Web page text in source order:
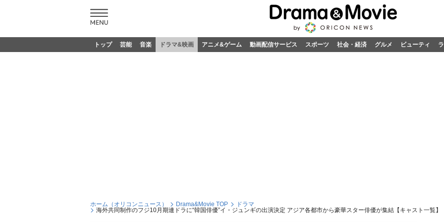
トップ 芸能 音楽 ドラマ&映画 アニメ&ゲーム 動画配信サービス スポーツ 社会・経済 グルメ ビューティ
ホーム（オリコンニュース） Drama&Movie TOP
ドラマ
海外共同制作のフジ10月期連ドラに“韓国俳優”イ・ジュンギの出演決定 アジア各都市から豪華スター俳優が集結【キャスト一覧】